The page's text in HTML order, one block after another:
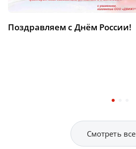
Поздравляем с Днём России!
Смотреть все